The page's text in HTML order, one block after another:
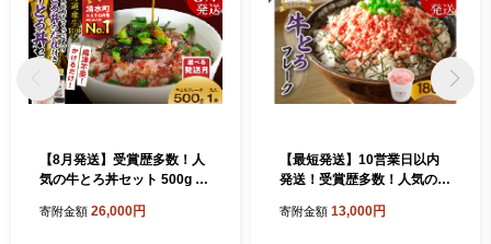
【8月発送】受賞歴多数！人
気の牛とろ丼セット 500g 牛
牛とろ丼のたれ付き 牛とろ
寄附金額 26,000円
【最短発送】10営業日以内
発送！受賞歴多数！人気の牛
018
寄附金額 13,000円